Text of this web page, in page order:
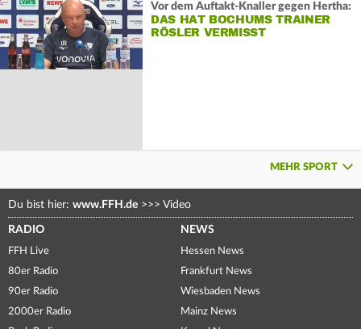
Vor dem Auftakt-Knaller gegen Hertha:
DAS HAT BOCHUMS TRAINER
RÖSLER VERMISST
MEHR SPORT
Du bist hier: www.FFH.de >>> Video
RADIO
FFH Live
80er Radio
90er Radio
2000er Radio
NEWS
Hessen News
Frankfurt News
Wiesbaden News
Mainz News